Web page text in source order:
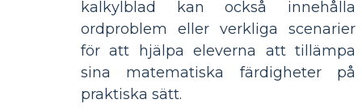
kalkylblad kan också innehålla
ordproblem eller verkliga scenarier
för att hjälpa eleverna att tillämpa
sina matematiska färdigheter på
praktiska sätt.